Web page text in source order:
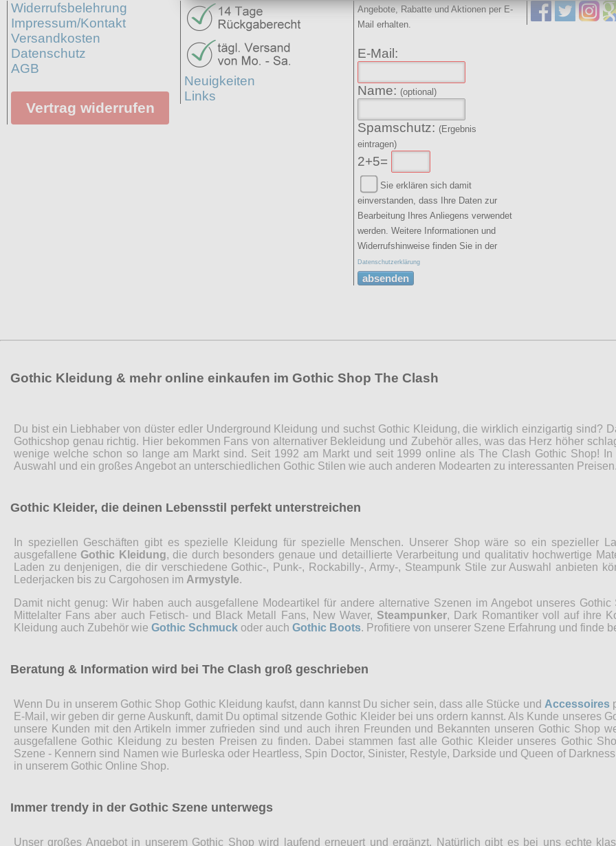
Widerrufsbelehrung
Impressum/Kontakt
Versandkosten
Datenschutz
AGB
Vertrag widerrufen
Neuigkeiten
Links
Angebote, Rabatte und Aktionen per E-
Mail erhalten.
E-Mail:
Name: (optional)
Spamschutz: (Ergebnis
eintragen)
2+5=
Sie erklären sich damit
einverstanden, dass Ihre Daten zur
Bearbeitung Ihres Anliegens verwendet
werden. Weitere Informationen und
Widerrufshinweise finden Sie in der
Datenschutzerklärung
absenden
Gothic Kleidung & mehr online einkaufen im Gothic Shop The Clash
Du bist ein Liebhaber von düster edler Underground Kleidung und suchst Gothic Kleidung, die wirklich einzigartig sind?
Gothicshop genau richtig. Hier bekommen Fans von alternativer Bekleidung und Zubehör alles, was das Herz höher
wenige welche schon so lange am Markt sind. Seit 1992 am Markt und seit 1999 online als The Clash Gothic Shop!
Auswahl und ein großes Angebot an unterschiedlichen Gothic Stilen wie auch anderen Modearten zu interessanten
Gothic Kleider, die deinen Lebensstil perfekt unterstreichen
In speziellen Geschäften gibt es spezielle Kleidung für spezielle Menschen. Unserer Shop wäre so ein spezieller
ausgefallene Gothic Kleidung, die durch besonders genaue und detaillierte Verarbeitung und qualitativ hochwertige
Laden zu denjenigen, die dir verschiedene Gothic-, Punk-, Rockabilly-, Army-, Steampunk Stile zur Auswahl anbieten
Lederjacken bis zu Cargohosen im Armystyle.
Damit nicht genug: Wir haben auch ausgefallene Modeartikel für andere alternative Szenen im Angebot unseres
Mittelalter Fans aber auch Fetisch- und Black Metall Fans, New Waver, Steampunker, Dark Romantiker voll auf ihre
Kleidung auch Zubehör wie Gothic Schmuck oder auch Gothic Boots. Profitiere von unserer Szene Erfahrung und finde
Beratung & Information wird bei The Clash groß geschrieben
Wenn Du in unserem Gothic Shop Gothic Kleidung kaufst, dann kannst Du sicher sein, dass alle Stücke und Accessoires
E-Mail, wir geben dir gerne Auskunft, damit Du optimal sitzende Gothic Kleider bei uns ordern kannst. Als Kunde unseres
unsere Kunden mit den Artikeln immer zufrieden sind und auch ihren Freunden und Bekannten unseren Gothic Shop
ausgefallene Gothic Kleidung zu besten Preisen zu finden. Dabei stammen fast alle Gothic Kleider unseres Gothic
Szene - Kennern sind Namen wie Burleska oder Heartless, Spin Doctor, Sinister, Restyle, Darkside und Queen of
in unserem Gothic Online Shop.
Immer trendy in der Gothic Szene unterwegs
Unser großes Angebot in unserem Gothic Shop wird laufend erneuert und ergänzt. Natürlich gibt es bei uns echte